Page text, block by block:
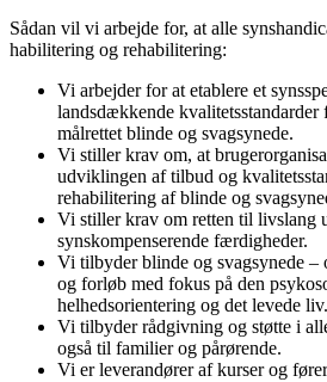
Sådan vil vi arbejde for, at alle
habilitering og rehabilitering:
Vi arbejder for at etablere et
landsdækkende kvalitetsstandarder
målrettet blinde og svagsynede.
Vi stiller krav om, at
udviklingen af tilbud og
rehabilitering af blinde og
Vi stiller krav om retten til livslang
synskompenserende færdigheder.
Vi tilbyder blinde og svagsynede –
og forløb med fokus på den
helhedsorientering og det levede liv.
Vi tilbyder rådgivning og støtte i
også til familier og pårørende.
Vi er leverandører af kurser og